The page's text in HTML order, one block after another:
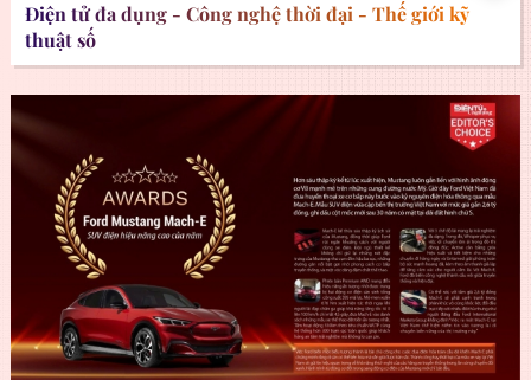
Điện tử đa dụng - Công nghệ thời đại - Thế giới kỹ
thuật số